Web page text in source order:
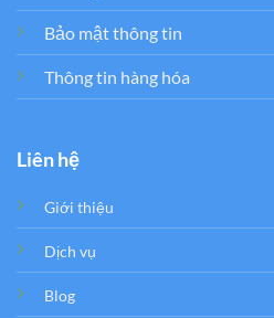
Bảo mật thông tin
Thông tin hàng hóa
Liên hệ
Giới thiệu
Dịch vụ
Blog